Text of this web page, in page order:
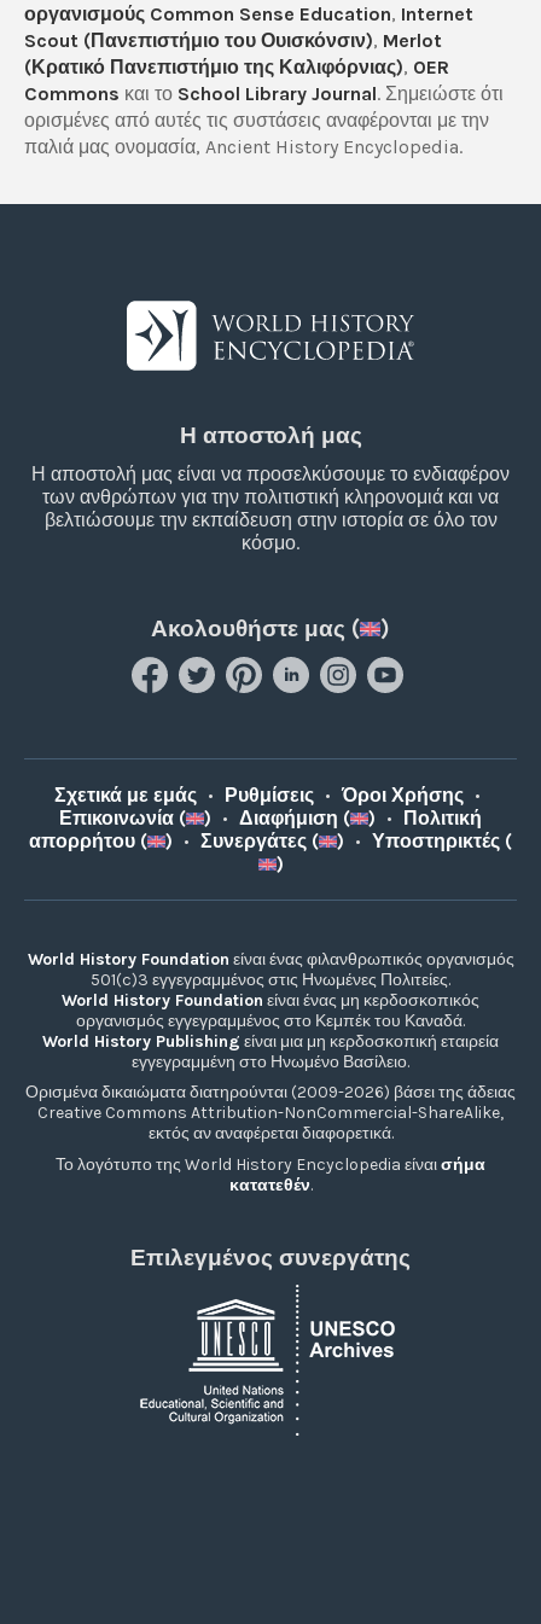
οργανισμούς Common Sense Education, Internet
Scout (Πανεπιστήμιο του Ουισκόνσιν), Merlot
(Κρατικό Πανεπιστήμιο της Καλιφόρνιας), OER
Commons και το School Library Journal. Σημειώστε ότι
ορισμένες από αυτές τις συστάσεις αναφέρονται με την
παλιά μας ονομασία, Ancient History Encyclopedia.
Η αποστολή μας
Η αποστολή μας είναι να προσελκύσουμε το ενδιαφέρον
των ανθρώπων για την πολιτιστική κληρονομιά και να
βελτιώσουμε την εκπαίδευση στην ιστορία σε όλο τον
κόσμο.
Ακολουθήστε μας ( )
Σχετικά με εμάς • Ρυθμίσεις • Όροι Χρήσης •
Επικοινωνία (
) • Διαφήμιση ( ) • Πολιτική
απορρήτου (
) • Συνεργάτες ( ) • Υποστηρικτές (
)
World History Foundation είναι ένας φιλανθρωπικός οργανισμός
501(c)3 εγγεγραμμένος στις Ηνωμένες Πολιτείες.
World History Foundation είναι ένας μη κερδοσκοπικός
οργανισμός εγγεγραμμένος στο Κεμπέκ του Καναδά.
World History Publishing είναι μια μη κερδοσκοπική εταιρεία
εγγεγραμμένη στο Ηνωμένο Βασίλειο.
Ορισμένα δικαιώματα διατηρούνται (2009-2026) βάσει της άδειας
Creative Commons Attribution-NonCommercial-ShareAlike,
εκτός αν αναφέρεται διαφορετικά.
Το λογότυπο της World History Encyclopedia είναισήμα
κατατεθέν.
Επιλεγμένος συνεργάτης